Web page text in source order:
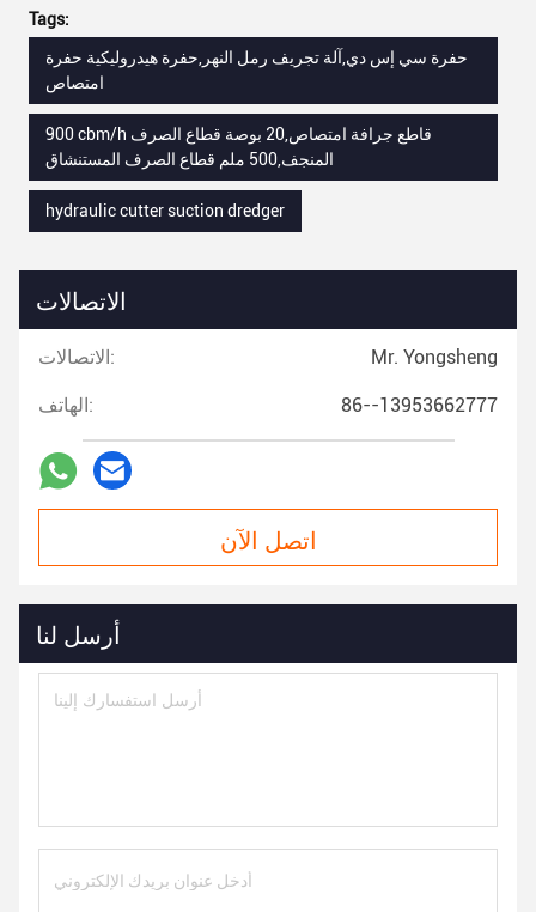
Tags:
حفرة سي إس دي,آلة تجريف رمل النهر,حفرة هيدروليكية حفرة
امتصاص
900 cbm/h قاطع جرافة امتصاص,20 بوصة قطاع الصرف
المنجف,500 ملم قطاع الصرف المستنشاق
hydraulic cutter suction dredger
الاتصالات
الاتصالات: Mr. Yongsheng
الهاتف: 86--13953662777
اتصل الآن
أرسل لنا